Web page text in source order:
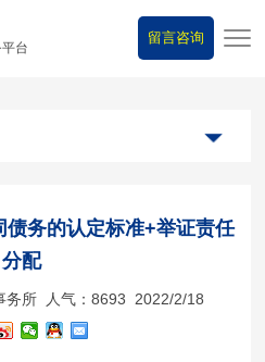
台
留言咨询
债务的认定标准+举证责任
分配
务所 人气：8693 2022/2/18